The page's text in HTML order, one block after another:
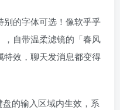
的字体可选！像软乎乎
，自带温柔滤镜的「春风
效，聊天发消息都变得
盘的输入区域内生效，系